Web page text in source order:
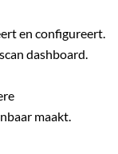
en configureert.
dashboard.
maakt.